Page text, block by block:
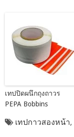
เทปปิดผนึกถุงถาวร
PEPA Bobbins
เทปกาวสองหน้า,